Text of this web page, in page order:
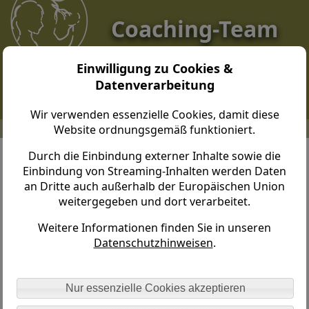
Einwilligung zu Cookies &
Datenverarbeitung
Wir verwenden essenzielle Cookies, damit diese
Website ordnungsgemäß funktioniert.
Durch die Einbindung externer Inhalte sowie die
Einbindung von Streaming-Inhalten werden Daten
an Dritte auch außerhalb der Europäischen Union
weitergegeben und dort verarbeitet.
Weitere Informationen finden Sie in unseren
Datenschutzhinweisen.
Nur essenzielle Cookies akzeptieren
Coaching-Team
Dresden
Coaching-Team Dresden > Kontakt > Kontaktdaten
Kontaktdaten
Daniela Bapp-Welke
Dittersbacher Straße 5
OT Eschdorf
tel.: +49/171/4230658